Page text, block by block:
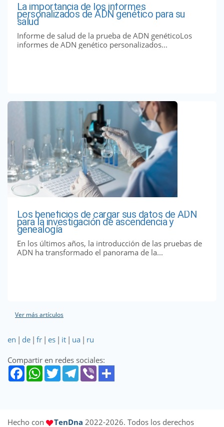
La importancia de los informes
personalizados de ADN genético para su
salud
Informe de salud de la prueba de ADN genéticoLos
informes de ADN genético personalizados...
Los beneficios de cargar sus datos de ADN
para la investigación de ascendencia y
genealogía
En los últimos años, la introducción de las pruebas de
ADN ha transformado el panorama de la...
Ver más artículos
en | de | fr | es | it | ua | ru
Compartir en redes sociales:
Hecho con TenDna 2022-2026. Todos los derechos